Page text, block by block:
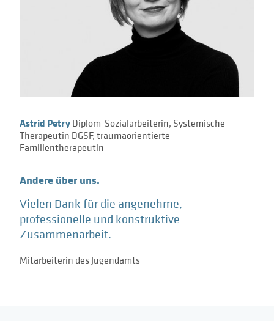
Astrid PetryDiplom-Sozialarbeiterin, Systemische
Therapeutin DGSF, traumaorientierte
Familientherapeutin
Andere über uns.
Vielen Dank für die angenehme,
professionelle und konstruktive
Zusammenarbeit.
Mitarbeiterin des Jugendamts